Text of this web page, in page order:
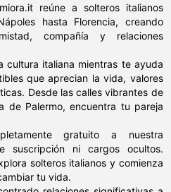
reúne a solteros italianos
hasta Florencia, creando
compañía y relaciones
cultura italiana mientras te ayuda
que aprecian la vida, valores
Desde las calles vibrantes de
de Palermo, encuentra tu pareja
gratuito a nuestra
suscripción ni cargos ocultos.
solteros italianos y comienza
tu vida.